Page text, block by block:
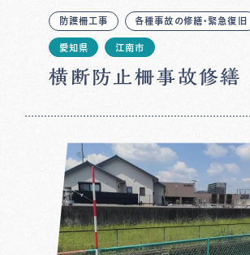
防護柵工事 各種事故の修繕・緊急復旧
愛知県 江南市
横断防止柵事故修繕